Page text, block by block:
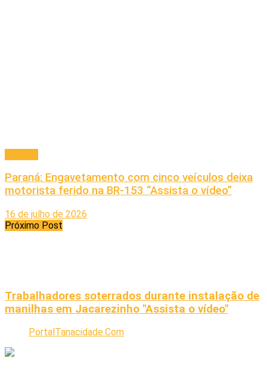
Paraná: Engavetamento com cinco veículos deixa
motorista ferido na BR-153 “Assista o vídeo”
16 de julho de 2026
Próximo Post
Trabalhadores soterrados durante instalação de
manilhas em Jacarezinho "Assista o vídeo"
PortalTanacidade.Com